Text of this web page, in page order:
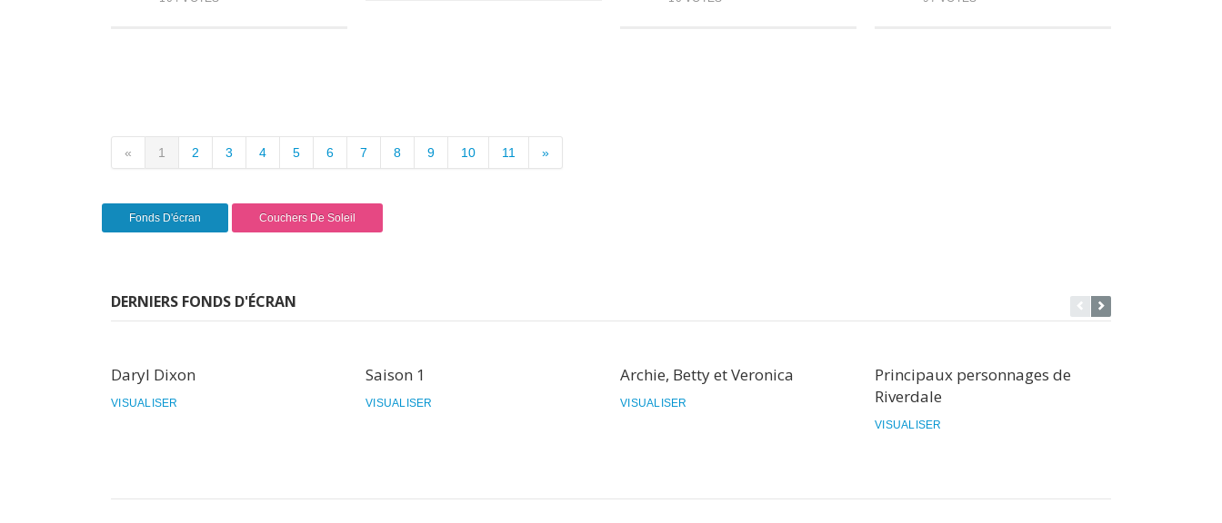
« 1 2 3 4 5 6 7 8 9 10 11 »
Fonds D'écran Couchers De Soleil
DERNIERS FONDS D'ÉCRAN
Daryl Dixon
VISUALISER
Saison 1
VISUALISER
Archie, Betty et Veronica
VISUALISER
Principaux personnages de
Riverdale
VISUALISER